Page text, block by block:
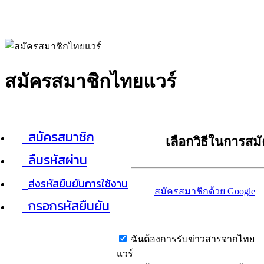
สมัครสมาชิกไทยแวร์
สมัครสมาชิก
ลืมรหัสผ่าน
ส่งรหัสยืนยันการใช้งาน
กรอกรหัสยืนยัน
เลือกวิธีในการส
สมัครสมาชิกด้วย Google
ฉันต้องการรับข่าวสารจากไทย
แวร์